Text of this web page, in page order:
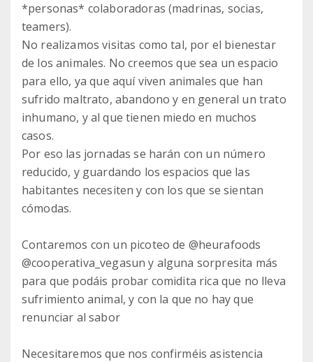
*personas* colaboradoras (madrinas, socias,
teamers).
No realizamos visitas como tal, por el bienestar
de los animales. No creemos que sea un espacio
para ello, ya que aquí viven animales que han
sufrido maltrato, abandono y en general un trato
inhumano, y al que tienen miedo en muchos
casos.
Por eso las jornadas se harán con un número
reducido, y guardando los espacios que las
habitantes necesiten y con los que se sientan
cómodas.
Contaremos con un picoteo de @heurafoods
@cooperativa_vegasun y alguna sorpresita más
para que podáis probar comidita rica que no lleva
sufrimiento animal, y con la que no hay que
renunciar al sabor
Necesitaremos que nos confirméis asistencia